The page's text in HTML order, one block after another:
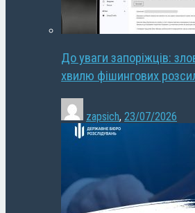
До уваги запоріжців:
хвилю фішингових
zapsich, 23/07/2026